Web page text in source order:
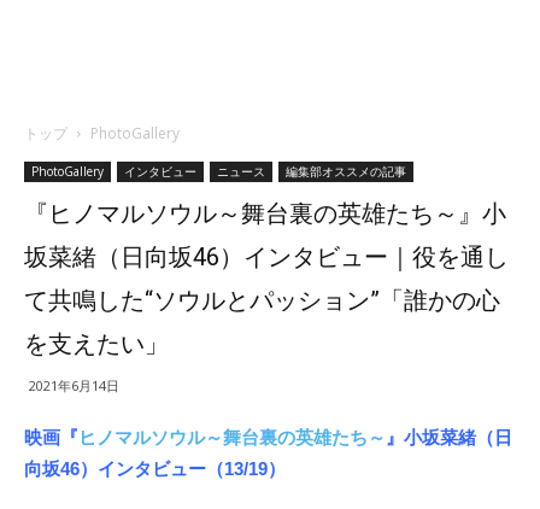
トップ PhotoGallery
PhotoGallery インタビュー ニュース 編集部オススメの記事
『ヒノマルソウル～舞台裏の英雄たち～』小
坂菜緒（日向坂46）インタビュー｜役を通し
て共鳴した“ソウルとパッション”「誰かの心
を支えたい」
2021年6月14日
映画『 ヒノマルソウル～舞台裏の英雄たち～ 』 小坂菜緒（日
向坂46）インタビュー（13/19）